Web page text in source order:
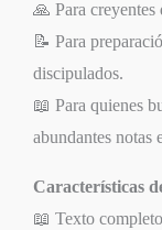
🙏 Para
📝 Para
discipulados.
📖 Para quienes
abundantes notas
Características
📖 Texto